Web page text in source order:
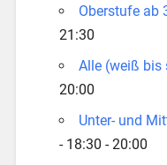
Oberstufe ab
21:30
Alle (weiß bis
20:00
Unter- und
- 18:30 - 20:00